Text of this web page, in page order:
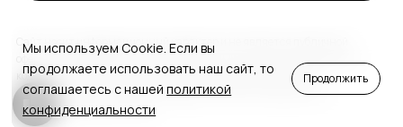
Сайт носит информационный характер и не является публичной
офертой, определяемой положениями статьи 437(2) Гражданского
кодекса РФ. Описание товара, технические характеристики,
комплектацию и стоимость товара уточняйте, пожалуйста, у
продавцов-консультантов.
Мы используем Cookie. Если вы
продолжаете использовать наш сайт, то
соглашаетесь с нашейполитикой
конфиденциальности
Продолжить